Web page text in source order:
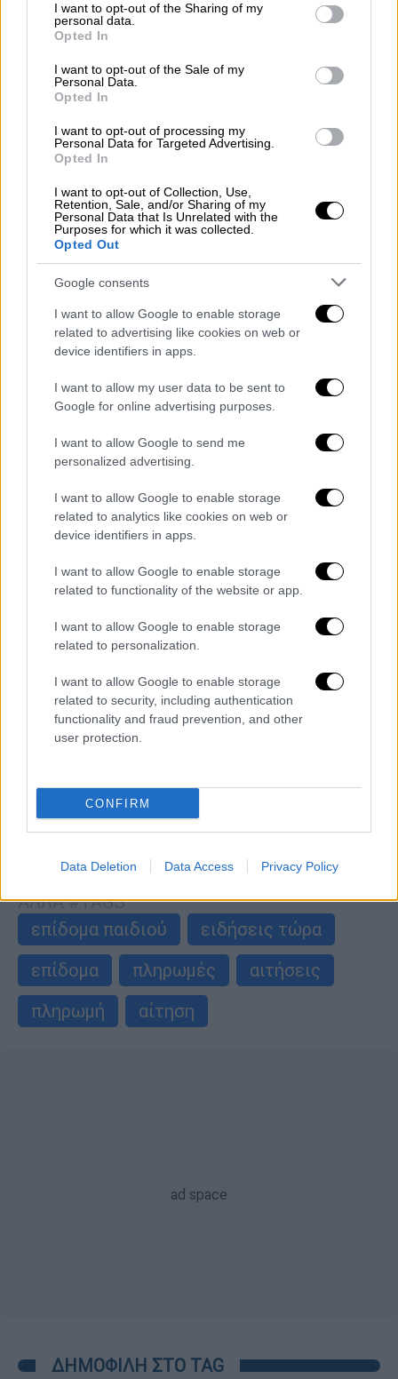
not limited to your visit or usage behaviour. You may click to
grant or deny consent to Google and its third-party tags to
use your data for below specified purposes in below Google
consent section.
I want to opt-out of the Sharing of my
personal data.
Opted In
I want to opt-out of the Sale of my
Personal Data.
Opted In
I want to opt-out of processing my
Personal Data for Targeted Advertising.
Opted In
I want to opt-out of Collection, Use,
Retention, Sale, and/or Sharing of my
Personal Data that Is Unrelated with the
Purposes for which it was collected.
Opted Out
Google consents
I want to allow Google to enable storage
related to advertising like cookies on web or
device identifiers in apps.
I want to allow my user data to be sent to
Google for online advertising purposes.
I want to allow Google to send me
personalized advertising.
I want to allow Google to enable storage
related to analytics like cookies on web or
device identifiers in apps.
I want to allow Google to enable storage
related to functionality of the website or app.
I want to allow Google to enable storage
related to personalization.
I want to allow Google to enable storage
related to security, including authentication
functionality and fraud prevention, and other
user protection.
CONFIRM
Data Deletion Data Access Privacy Policy
Οικονομία|03.06.2025 01:00
Επίδομα παιδιού Α21: Πότε κλείνει η
πλατφόρμα για τις αιτήσεις
Δείτε αναλυτικά όλα όσα πρέπει να ξέρετε
για το επίδομα παιδιού και τον τρόπο που
υποβάλλονται οι αιτήσεις
Οικονομία|02.06.2025 04:00
Επίδομα παιδιού Α21: Πότε κλείνει η
Τρέχουν οι αιτήσεις
ΑΛΛΑ #TAGS
επίδομα παιδιού
ειδήσεις τώρα
επίδομα
πληρωμές
αιτήσεις
πληρωμή
αίτηση
ΔΗΜΟΦΙΛΗ ΣΤΟ TAG